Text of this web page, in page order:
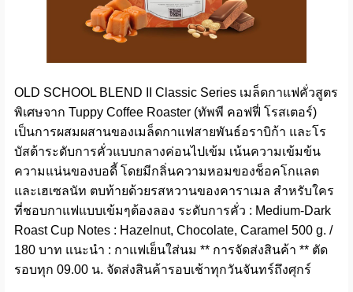
OLD SCHOOL BLEND II Classic Series เมล็ดกาแฟคั่วสูตร
พิเศษจาก Tuppy Coffee Roaster (ทัพพี คอฟฟี่ โรสเตอร์)
เป็นการผสมผสานของเมล็ดกาแฟสายพันธ์อราบิก้า และโร
บัสต้าระดับการคั่วแบบกลางค่อนไปเข้ม เน้นความเข้มข้น
ความแน่นของบอดี้ โดยมีกลิ่นความหอมของช็อคโกแลต
และเฮเซลนัท ตบท้ายด้วยรสหวานของคาราเมล สำหรับใคร
ที่ชอบกาแฟแบบเข้มๆต้องลอง ระดับการคั่ว : Medium-Dark
Roast Cup Notes : Hazelnut, Chocolate, Caramel 500 g. /
180 บาท แนะนำ : กาแฟเย็นใส่นม ** การจัดส่งสินค้า ** ตัด
รอบทุก 09.00 น. จัดส่งสินค้ารอบเช้าทุกวันจันทร์ถึงศุกร์